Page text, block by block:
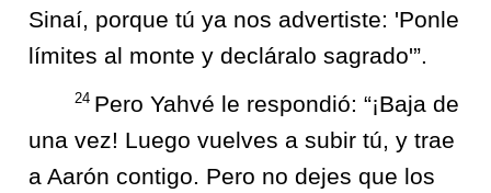
Sinaí, porque tú ya nos advertiste: 'Ponle
límites al monte y decláralo sagrado'”.
24 Pero Yahvé le respondió: “¡Baja de
una vez! Luego vuelves a subir tú, y trae
a Aarón contigo. Pero no dejes que los